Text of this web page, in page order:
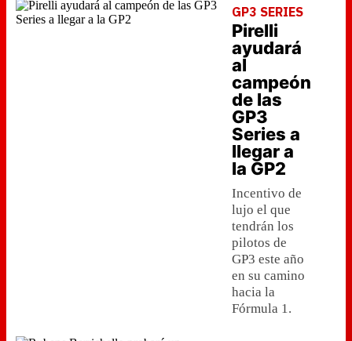
GP3 SERIES
Pirelli
ayudará
al
campeón
de las
GP3
Series a
llegar a
la GP2
Incentivo de
lujo el que
tendrán los
pilotos de
GP3 este año
en su camino
hacia la
Fórmula 1.